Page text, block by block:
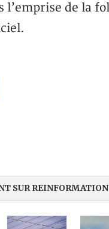
l’emprise de la
SUR